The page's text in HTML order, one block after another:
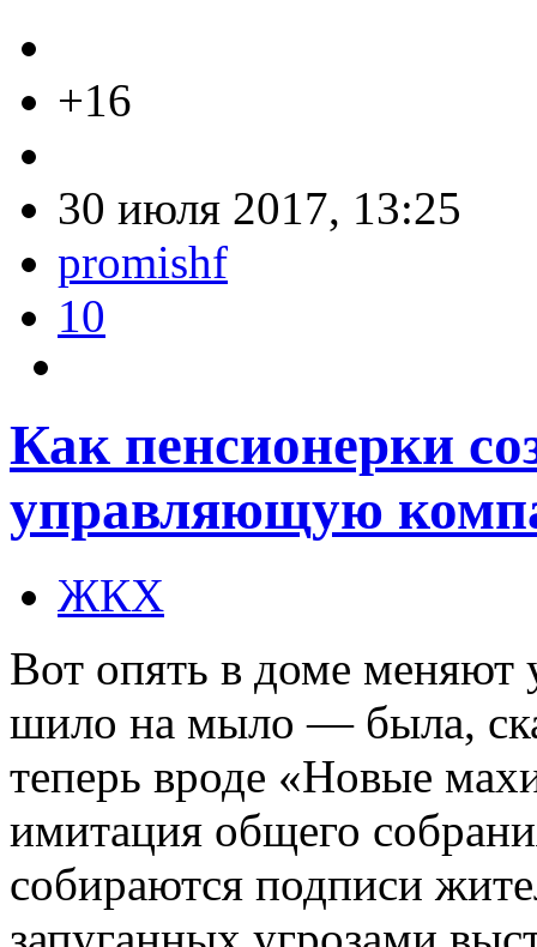
+16
30 июля 2017, 13:25
promishf
10
Как пенсионерки
управляющую
ЖКХ
Вот опять в доме
шило на мыло — была,
теперь вроде «Новые
имитация общего
собираются подписи